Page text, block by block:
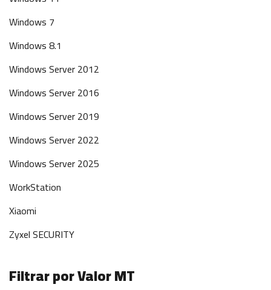
Windows 7
Windows 8.1
Windows Server 2012
Windows Server 2016
Windows Server 2019
Windows Server 2022
Windows Server 2025
WorkStation
Xiaomi
Zyxel SECURITY
Filtrar por Valor MT